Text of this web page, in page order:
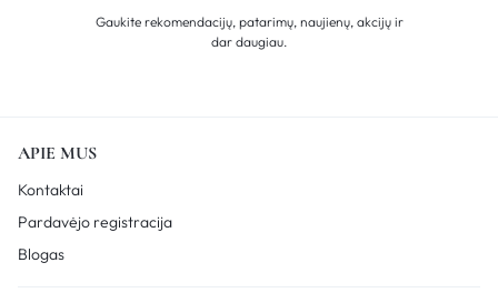
Gaukite rekomendacijų, patarimų, naujienų, akcijų ir
dar daugiau.
APIE MUS
Kontaktai
Pardavėjo registracija
Blogas